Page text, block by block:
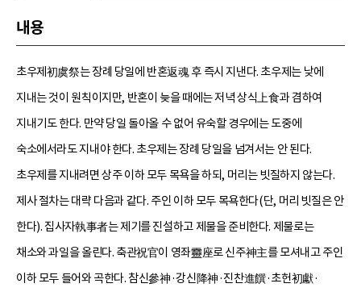
내용
초우제初虞祭는 장례 당일에 반혼返魂 후 즉시 지낸다. 초우제는 낮에
지내는 것이 원칙이지만, 반혼이 늦을 때에는 저녁 상식上食과 겸하여
지내기도 한다. 만약 당일 돌아올 수 없어 유숙할 경우에는 도중에
숙소에서라도 지내야 한다. 초우제는 장례 당일을 넘겨서는 안 된다.
초우제를 지내려면 상주 이하 모두 목욕을 하되, 머리는 빗질하지 않는다.
제사 절차는 대략 다음과 같다. 주인 이하 모두 목욕한다(단, 머리 빗질은 안
한다). 집사자執事者는 제기를 진설하고 제물을 준비한다. 제물로는
채소와 과일을 올린다. 축관祝官이 영좌靈座로 신주神主를 모셔내고 주인
이하 모두 들어와 곡한다. 참신參神·강신降神·진찬進饌·초헌初獻·